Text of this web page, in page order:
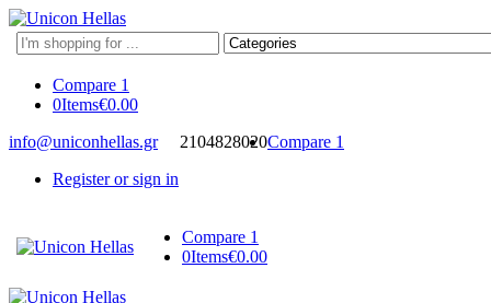
Search
here
Compare 1
0Items€0.00
info@uniconhellas.gr
2104828020Compare 1
Register or sign in
Compare 1
0Items€0.00